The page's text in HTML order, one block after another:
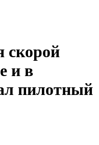
скорой
и в
пилотный